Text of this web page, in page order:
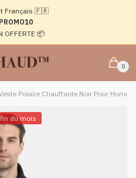
Français 🇫🇷
PROMO10
OFFERTE 📦
0
Polaire Chauffante Noir Pour Homme
du mois